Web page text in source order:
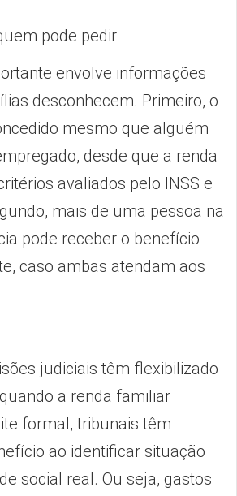
pode pedir
envolve informações
desconhecem. Primeiro, o
mesmo que alguém
desde que a renda
avaliados pelo INSS e
mais de uma pessoa na
pode receber o benefício
caso ambas atendam aos
judiciais têm flexibilizado
a renda familiar
formal, tribunais têm
ao identificar situação
social real. Ou seja, gastos